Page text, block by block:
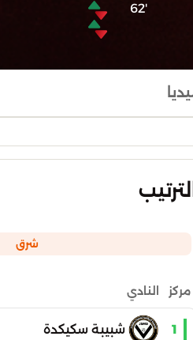
'62
الترتيب
شرق
مركز النادي
1 شبيبة سكيكدة